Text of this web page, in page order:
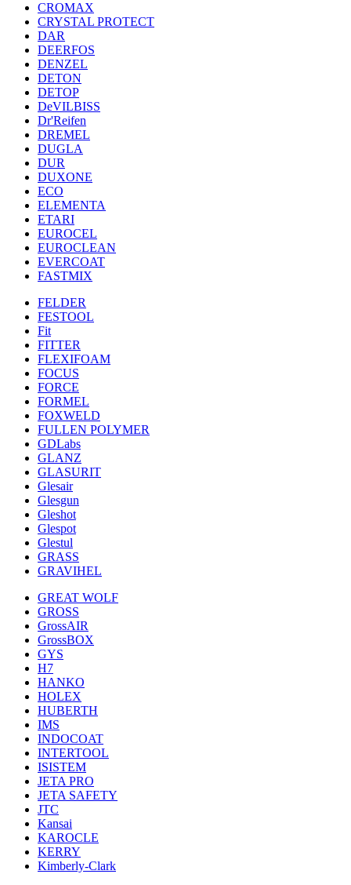
CROMAX
CRYSTAL PROTECT
DAR
DEERFOS
DENZEL
DETON
DETOP
DeVILBISS
Dr'Reifen
DREMEL
DUGLA
DUR
DUXONE
ECO
ELEMENTA
ETARI
EUROCEL
EUROCLEAN
EVERCOAT
FASTMIX
FELDER
FESTOOL
Fit
FITTER
FLEXIFOAM
FOCUS
FORCE
FORMEL
FOXWELD
FULLEN POLYMER
GDLabs
GLANZ
GLASURIT
Glesair
Glesgun
Gleshot
Glespot
Glestul
GRASS
GRAVIHEL
GREAT WOLF
GROSS
GrossAIR
GrossBOX
GYS
H7
HANKO
HOLEX
HUBERTH
IMS
INDOCOAT
INTERTOOL
ISISTEM
JETA PRO
JETA SAFETY
JTC
Kansai
KAROCLE
KERRY
Kimberly-Clark